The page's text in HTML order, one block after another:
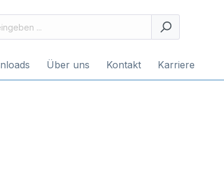
Über uns Kontakt Karriere